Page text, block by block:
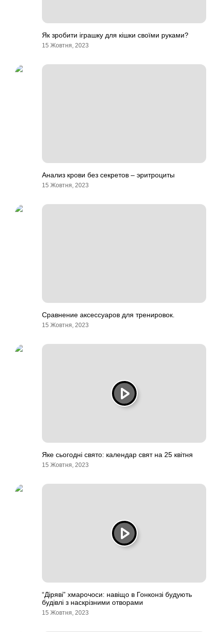
Як зробити іграшку для кішки своїми руками?
15 Жовтня, 2023
Анализ крови без секретов – эритроциты
15 Жовтня, 2023
Сравнение аксессуаров для тренировок.
15 Жовтня, 2023
Яке сьогодні свято: календар свят на 25 квітня
15 Жовтня, 2023
“Діряві” хмарочоси: навіщо в Гонконзі будують
будівлі з наскрізними отворами
15 Жовтня, 2023